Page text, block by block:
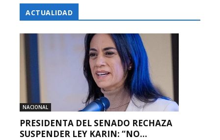
ACTUALIDAD
NACIONAL
PRESIDENTA DEL SENADO RECHAZA
SUSPENDER LEY KARIN: “NO...